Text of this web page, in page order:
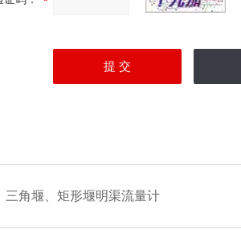
三角堰、矩形堰明渠流量计